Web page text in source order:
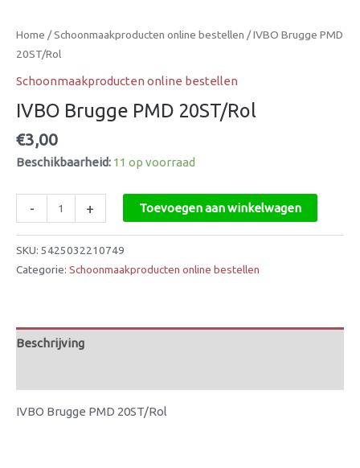
Home /Schoonmaakproducten online bestellen / IVBO Brugge PMD
20ST/Rol
Schoonmaakproducten online bestellen
IVBO Brugge PMD 20ST/Rol
€3,00
Beschikbaarheid: 11 op voorraad
- + Toevoegen aan winkelwagen
SKU: 5425032210749
Categorie: Schoonmaakproducten online bestellen
Beschrijving
IVBO Brugge PMD 20ST/Rol